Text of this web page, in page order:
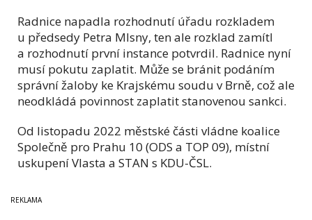
Radnice napadla rozhodnutí úřadu rozkladem
u předsedy Petra Mlsny, ten ale rozklad zamítl
a rozhodnutí první instance potvrdil. Radnice nyní
musí pokutu zaplatit. Může se bránit podáním
správní žaloby ke Krajskému soudu v Brně, což ale
neodkládá povinnost zaplatit stanovenou sankci.
Od listopadu 2022 městské části vládne koalice
Společně pro Prahu 10 (ODS a TOP 09), místní
uskupení Vlasta a STAN s KDU-ČSL.